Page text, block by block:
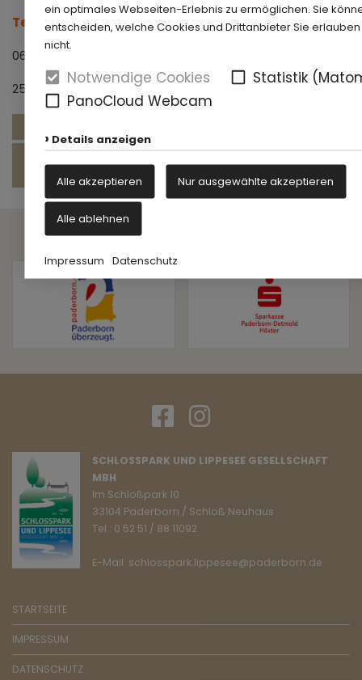
ein optimales Webseiten-Erlebnis zu ermöglichen. Sie
entscheiden, welche Cookies und Drittanbieter Sie
nicht.
Notwendige Cookies
Statistik
PanoCloud Webcam
Details anzeigen
Alle akzeptieren Nur ausgewählte akzeptieren
Alle ablehnen
Impressum Datenschutz
Termin 2026 für Altstadtführung:
06. September
25. Oktober
www.paderborn.de/microsite/residenzmuseum/
fuehrungen.php
- Gesellschafter -
SCHLOSSPARK UND LIPPESEE GESELLSCHAFT
MBH
Im Schloßpark 10
33104 Paderborn / Schloß Neuhaus
Tel.: 0 52 51 / 88 11092
E-Mail: schlosspark.lippesee@paderborn.de
STARTSEITE
IMPRESSUM
DATENSCHUTZ